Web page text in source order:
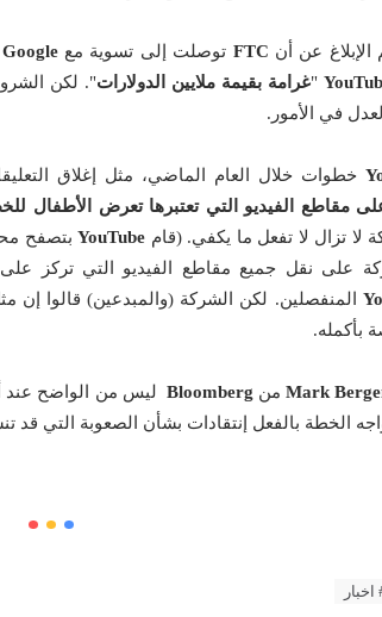
الإبلاغ عن أن FTC توصلت إلى تسوية معGoogle
"غرامة بقيمة ملايين الدولارات". لكن
في الأمور.
خطوات خلال العام الماضي، مثل إغلاق
مقاطع الفيديو التي تعتبرها تعرض الأطفال
لا تزال لا تفعل ما يكفي. (قام YouTubeبتصفح
على نقل جميع مقاطع الفيديو التي تركز على
المنفصلين. لكن الشركة (والمبدعين) قالوا
بأكمله.
Mark من Bloomberg ليس من الواضح عند
الخطة بالفعل إنتقادات بشأن الصعوبة التي قد
اخبار